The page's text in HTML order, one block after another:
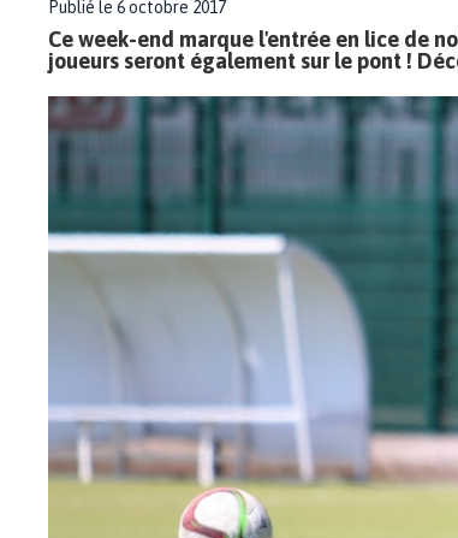
Publié le 6 octobre 2017
Ce week-end marque l'entrée en lice de
joueurs seront également sur le pont !